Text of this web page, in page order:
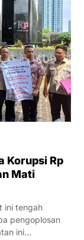
Korupsi Rp
Mati
ini tengah
pengoplosan
ini…